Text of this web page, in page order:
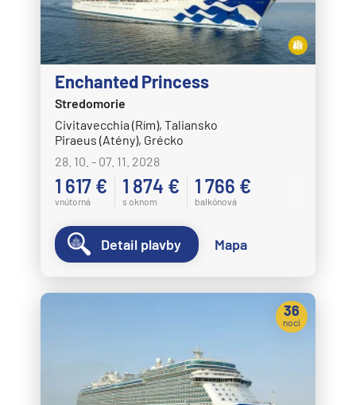
Enchanted Princess
Stredomorie
Civitavecchia (Rím), Taliansko
Piraeus (Atény), Grécko
28. 10. - 07. 11. 2028
1 617 €
vnútorná
1 874 €
s oknom
1 766 €
balkónová
Detail plavby Mapa
36
nocí